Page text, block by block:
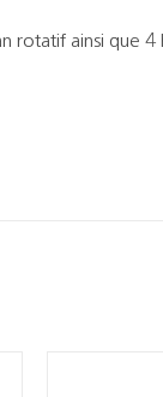
rotatif ainsi que